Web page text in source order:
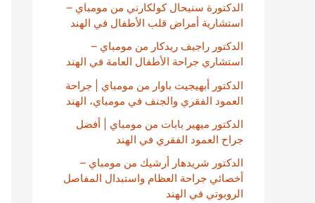
الدكتورة سنيحال كولكارني من مومباي –
استشارية أمراض قلب الأطفال في الهند
الدكتور راجيف ريدكار من مومباي –
استشاري جراحة الأطفال العامة في الهند
الدكتور أبهيجيت باوار من مومباي | جراحة
العمود الفقري والجنف في مومباي، الهند
الدكتور ميهير بابات من مومباي | أفضل
جراح العمود الفقري في الهند
الدكتور شريدهار أرشيك من مومباي –
أخصائي جراحة العظام واستبدال المفاصل
الروبوتي في الهند